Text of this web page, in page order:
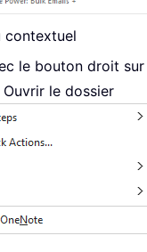
contextuel
le bouton droit sur
Ouvrir le dossier